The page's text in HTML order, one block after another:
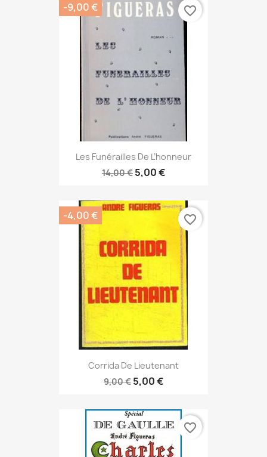
Les Funérailles De L’honneur
14,00 € 5,00 €
-9,00 € favorite_border
Corrida De Lieutenant
9,00 € 5,00 €
-4,00 € favorite_border
favorite_border